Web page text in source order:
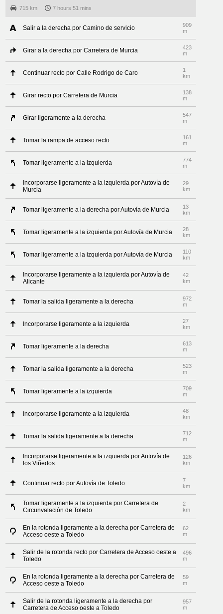
715 km 7 hours 51 mins
Salir a la derecha por Camino de servicio
909
m
Girar a la derecha por Carretera de Murcia
423
m
Continuar recto por Calle Rodrigo de Caro
1
km
Girar recto por Carretera de Murcia
138
m
Girar ligeramente a la derecha
547
m
Tomar la rampa de acceso recto
161
m
Tomar ligeramente a la izquierda
774
m
Incorporarse ligeramente a la izquierda por Autovía de
Murcia
29
km
Tomar ligeramente a la derecha por Autovía de Murcia
13
km
Tomar ligeramente a la izquierda por Autovía de Murcia
28
km
Tomar ligeramente a la izquierda por Autovía de Murcia
110
km
Incorporarse ligeramente a la izquierda por Autovía de
Alicante
42
km
Tomar la salida ligeramente a la derecha
972
m
Incorporarse ligeramente a la izquierda
27
km
Tomar ligeramente a la derecha
613
m
Tomar la salida ligeramente a la derecha
523
m
Tomar ligeramente a la izquierda
709
m
Incorporarse ligeramente a la izquierda
48
km
Tomar la salida ligeramente a la derecha
712
m
Incorporarse ligeramente a la izquierda por Autovía de
los Viñedos
126
km
Continuar recto por Autovía de Toledo
7
km
Tomar ligeramente a la izquierda por Carretera de
Circunvalación de Toledo
2
km
En la rotonda ligeramente a la derecha por Carretera de
Acceso oeste a Toledo
62
m
Salir de la rotonda recto por Carretera de Acceso oeste a
Toledo
496
m
En la rotonda ligeramente a la derecha por Carretera de
Acceso oeste a Toledo
59
m
Salir de la rotonda ligeramente a la derecha por
Carretera de Acceso oeste a Toledo
957
m